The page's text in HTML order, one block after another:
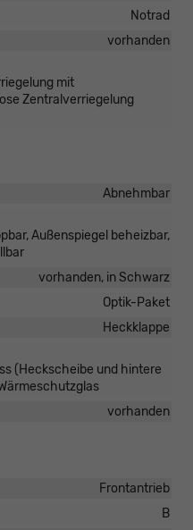
Notrad
vorhanden
mit
Zentralverriegelung
Abnehmbar
Außenspiegel beheizbar,
vorhanden, in Schwarz
Optik-Paket
Heckklappe
(Heckscheibe und hintere
vorhanden
Frontantrieb
B